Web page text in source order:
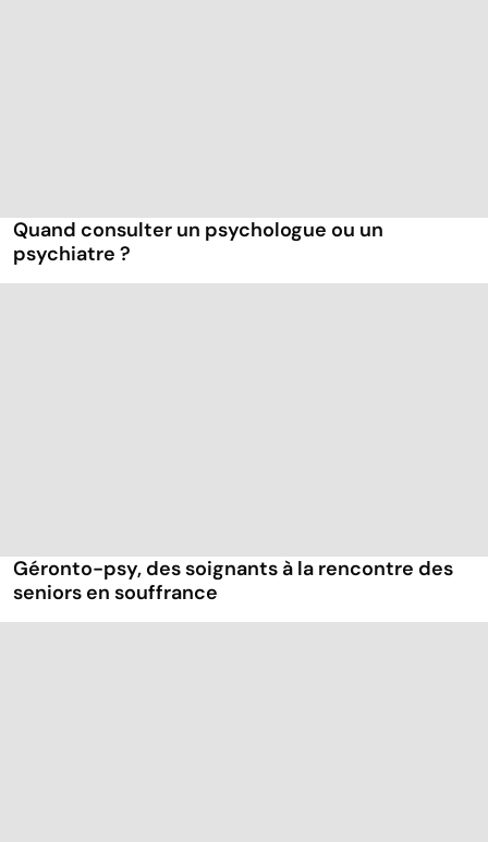
Quand consulter un psychologue ou un
psychiatre ?
Géronto-psy, des soignants à la rencontre des
seniors en souffrance